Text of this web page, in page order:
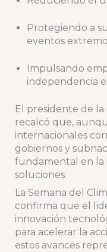
Protegiendo a
eventos
Impulsando
independencia
El presidente de la
recalcó que,
internacionales
gobiernos y
fundamental en la
soluciones.
La Semana del
confirma que el
innovación
para acelerar la
estos avances